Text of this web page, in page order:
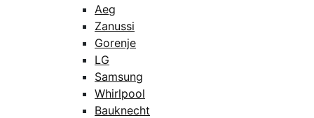
Aeg
Zanussi
Gorenje
LG
Samsung
Whirlpool
Bauknecht